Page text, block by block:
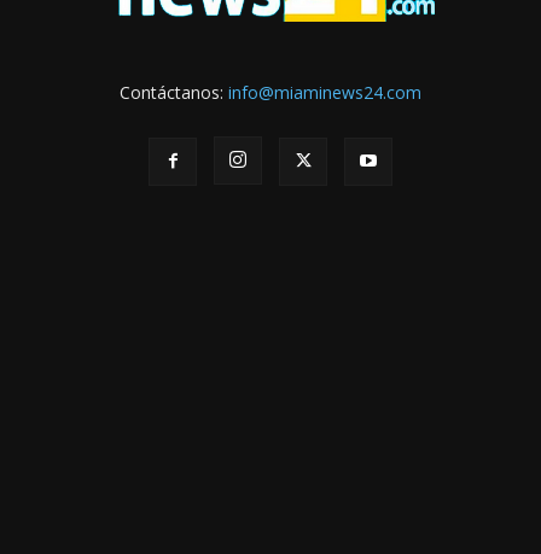
Contáctanos: info@miaminews24.com